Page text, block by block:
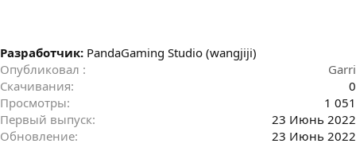
Разработчик: PandaGaming Studio (wangjiji)
Опубликовал
Garri
Скачивания
0
Просмотры
1 051
Первый выпуск
23 Июнь 2022
Обновление
23 Июнь 2022